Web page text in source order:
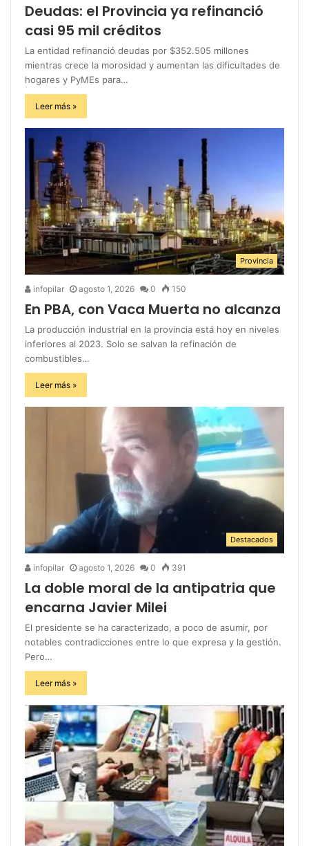
Deudas: el Provincia ya refinanció
casi 95 mil créditos
La entidad refinanció deudas por $352.505 millones
mientras crece la morosidad y aumentan las dificultades de
hogares y PyMEs para…
Leer más »
Provincia
infopilar agosto 1, 2026 0 150
En PBA, con Vaca Muerta no alcanza
La producción industrial en la provincia está hoy en niveles
inferiores al 2023. Solo se salvan la refinación de
combustibles…
Leer más »
Destacados
infopilar agosto 1, 2026 0 391
La doble moral de la antipatria que
encarna Javier Milei
El presidente se ha caracterizado, a poco de asumir, por
notables contradicciones entre lo que expresa y la gestión.
Pero…
Leer más »